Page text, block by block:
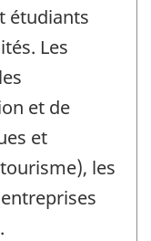
étudiants
Les
et de
et
les